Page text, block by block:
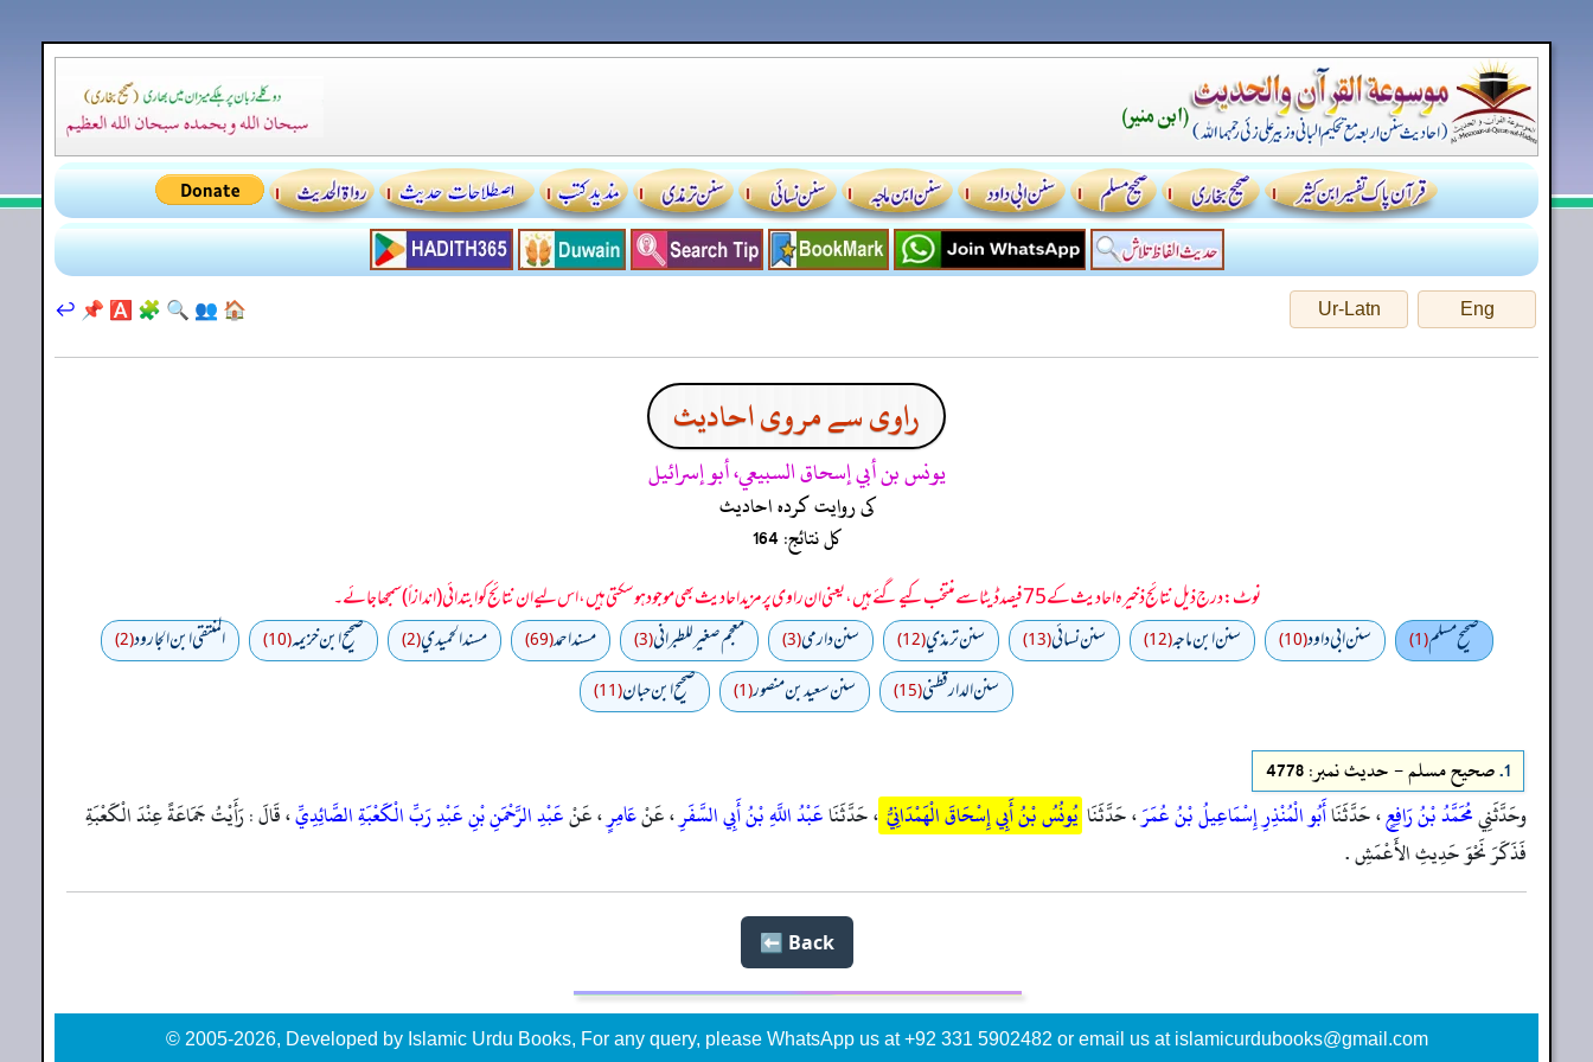
Eng
Ur-Latn
🏠
👥
🔍
🧩
🅰️
📌
↩️
راوی سے مروی احادیث
يونس بن أبي إسحاق السبيعي، أبو إسرائيل
کی روایت کردہ احادیث
کل نتائج: 164
نوٹ: درج ذیل نتائج ذخیرہ احادیث کے 75 فیصد ڈیٹا سے منتخب کیے گئے ہیں، یعنی ان راوی پر مزید احادیث بھی موجود ہو سکتی ہیں، اس لیے ان نتائج کو ابتدائی (اندازاً) سمجھا جائے۔
صحيح مسلم(1) سنن ابي داود(10) سنن ابن ماجه(12) سنن نسائي(13) سنن ترمذي(12) سنن دارمي(3) معجم صغير للطبراني(3) مسند احمد(69) مسند الحميدي(2) صحيح ابن خزيمه(10) المنتقى ابن الجارود(2)
سنن الدارقطني(15) سنن سعید بن منصور(1) صحیح ابن حبان(11)
1. صحيح مسلم - حدیث نمبر: 4778
وحَدَّثَنِيمُحَمَّدُ بْنُ رَافِعٍ، حَدَّثَنَاأَبُو الْمُنْذِرِ إِسْمَاعِيلُ بْنُ عُمَرَ، حَدَّثَنَا يُونُسُ بْنُ أَبِي إِسْحَاقَ الْهَمْدَانِيُّ ، حَدَّثَنَاعَبْدُ اللَّهِ بْنُ أَبِي السَّفَرِ، عَنْعَامِرٍ، عَنْعَبْدِ الرَّحْمَنِ بْنِ عَبْدِ رَبِّ الْكَعْبَةِ الصَّائِدِيِّ، قَالَ : رَأَيْتُ جَمَاعَةً عِنْدَ الْكَعْبَةِ
فَذَكَرَ نَحْوَ حَدِيثِ الأَعْمَشِ .
Back ⬅️
© 2005-2026, Developed by Islamic Urdu Books, For any query, please WhatsApp us at +92 331 5902482 or email us at islamicurdubooks@gmail.com